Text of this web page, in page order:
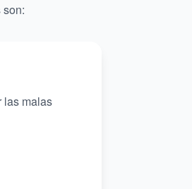
las malas